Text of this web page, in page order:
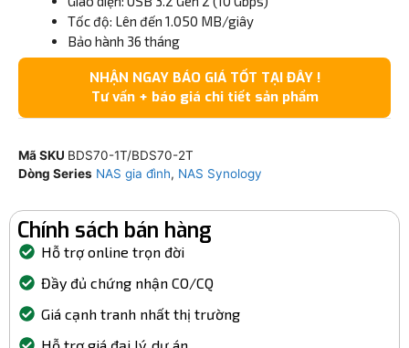
Tốc độ: Lên đến 1.050 MB/giây
Bảo hành 36 tháng
NHẬN NGAY BÁO GIÁ TỐT TẠI ĐÂY !
Tư vấn + báo giá chi tiết sản phẩm
Mã SKU BDS70-1T/BDS70-2T
Dòng Series NAS gia đình, NAS Synology
Chính sách bán hàng
Hỗ trợ online trọn đời
Đầy đủ chứng nhận CO/CQ
Giá cạnh tranh nhất thị trường
Hỗ trợ giá đại lý, dự án